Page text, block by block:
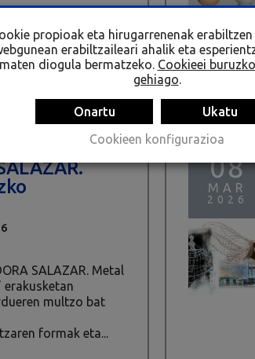
egile eta
bere lanetan
.Apirilak 16 ·
–
SALAZAR. Metal
erakusketan
multzo bat
formak eta...
08
MAR
2026
propioak eta hirugarrenenak
erabiltzaileari ahalik eta
diogula bermatzeko. Cookieei
gehiago.
Onartu
Ukatu
Cookieen konfigurazioa